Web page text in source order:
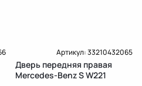
Артикул:33210432065
Дверь передняя правая
Mercedes-Benz S W221